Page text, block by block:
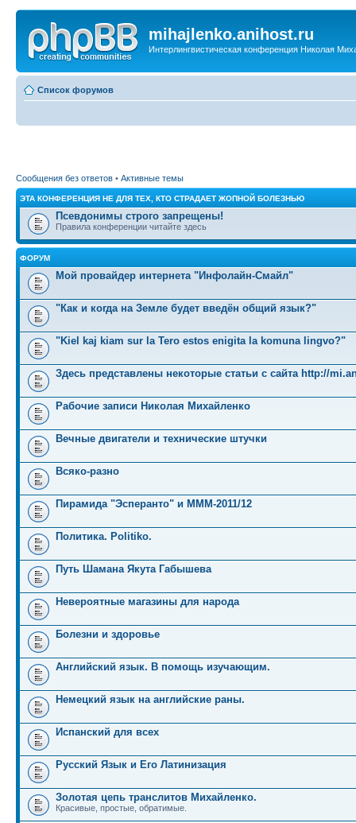
mihajlenko.anihost.ru
Интерлингвистическая конференция Николая
Список форумов
Сообщения без ответов • Активные темы
ЭТА КОНФЕРЕНЦИЯ НЕ ДЛЯ ТЕХ, КТО СТРАДАЕТ ЖОПНОЙ БОЛЕЗНЬЮ
Псевдонимы строго запрещены!
Правила конференции читайте здесь
ФОРУМ
Мой провайдер интернета "Инфолайн-Смайл"
"Как и когда на Земле будет введён общий язык?"
"Kiel kaj kiam sur la Tero estos enigita la komuna lingvo?"
Здесь представлены некоторые статьи с сайта http://
Рабочие записи Николая Михайленко
Вечные двигатели и технические штучки
Всяко-разно
Пирамида "Эсперанто" и MMM-2011/12
Политика. Politiko.
Путь Шамана Якута Габышева
Невероятные магазины для народа
Болезни и здоровье
Английский язык. В помощь изучающим.
Немецкий язык на английские раны.
Испанский для всех
Русский Язык и Его Латинизация
Золотая цепь транслитов Михайленко.
Красивые, простые, обратимые.